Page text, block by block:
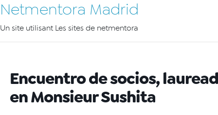
Netmentora Madrid
Un site utilisant Les sites de netmentora
Encuentro de socios,
en Monsieur Sushita